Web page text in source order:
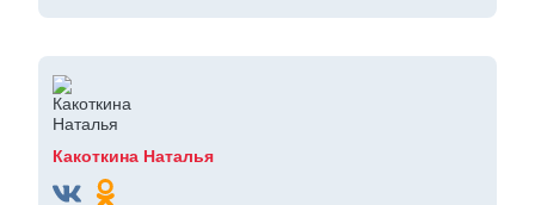
Какоткина Наталья